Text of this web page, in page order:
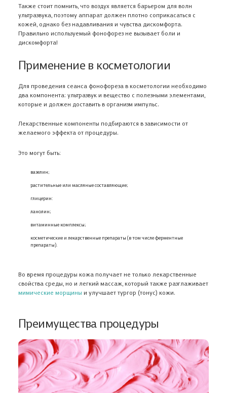
Также стоит помнить, что воздух является барьером для волн
ультразвука, поэтому аппарат должен плотно соприкасаться с
кожей, однако без надавливания и чувства дискомфорта.
Правильно используемый фонофорез не вызывает боли и
дискомфорта!
Применение в косметологии
Для проведения сеанса фонофореза в косметологии необходимо
два компонента: ультразвук и вещество с полезными элементами,
которые и должен доставить в организм импульс.
Лекарственные компоненты подбираются в зависимости от
желаемого эффекта от процедуры.
Это могут быть:
вазелин;
растительные или масляные составляющие;
глицерин:
ланолин;
витаминные комплексы;
косметические и лекарственные препараты (в том числе ферментные
препараты).
Во время процедуры кожа получает не только лекарственные
свойства среды, но и легкий массаж, который также разглаживает
мимические морщины и улучшает тургор (тонус) кожи.
Преимущества процедуры